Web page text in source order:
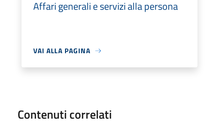
Affari generali e servizi alla persona
VAI ALLA PAGINA
Contenuti correlati